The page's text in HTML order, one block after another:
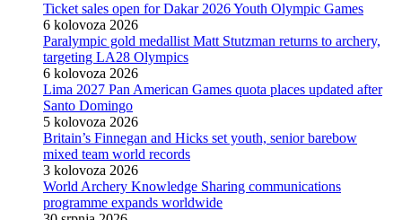
Ticket sales open for Dakar 2026 Youth Olympic Games
6 kolovoza 2026
Paralympic gold medallist Matt Stutzman returns to archery,
targeting LA28 Olympics
6 kolovoza 2026
Lima 2027 Pan American Games quota places updated after
Santo Domingo
5 kolovoza 2026
Britain’s Finnegan and Hicks set youth, senior barebow
mixed team world records
3 kolovoza 2026
World Archery Knowledge Sharing communications
programme expands worldwide